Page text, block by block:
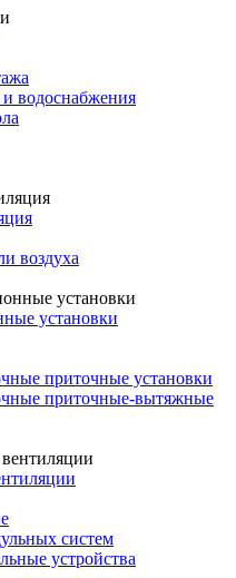
водоснабжения
воздуха
установки
приточные установки
приточные-вытяжные
систем
устройства